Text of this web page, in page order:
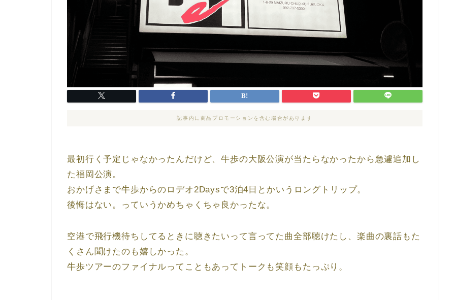
記事内に商品プロモーションを含む場合があります
最初行く予定じゃなかったんだけど、牛歩の大阪公演が当たらなかったから急遽追加し
た福岡公演。
おかげさまで牛歩からのロデオ2Daysで3泊4日とかいうロングトリップ。
後悔はない。っていうかめちゃくちゃ良かったな。
空港で飛行機待ちしてるときに聴きたいって言ってた曲全部聴けたし、楽曲の裏話もた
くさん聞けたのも嬉しかった。
牛歩ツアーのファイナルってこともあってトークも笑顔もたっぷり。